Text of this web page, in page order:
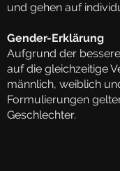
und gehen auf
Gender-Erklärung
Aufgrund der
auf die gleichzeitige
männlich, weiblich
Formulierungen
Geschlechter.